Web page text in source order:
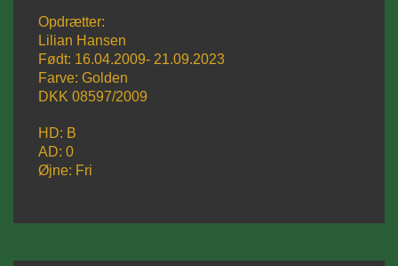
Opdrætter:
Lilian Hansen
Født: 16.04.2009- 21.09.2023
Farve: Golden
DKK 08597/2009
HD: B
AD: 0
Øjne: Fri